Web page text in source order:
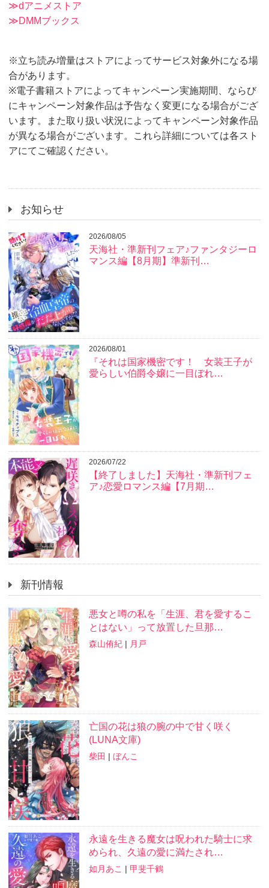
≫dアニメストア
≫DMMブックス
※立ち読み増量はストアによってサービス対象外になる場
合があります。
※電子書籍ストアによってキャンペーン実施期間、ならび
にキャンペーン対象作品は予告なく変更になる場合がござ
います。また取り扱い状況によってキャンペーン対象作品
が異なる場合がございます。これら詳細については各スト
アにてご確認ください。
お知らせ
2026/08/05
天海社・準新刊フェア♪ファンタジーロ
マンス編【8月期】準新刊…
2026/08/01
『それは国家機密です！ 女装王子が
愛らしい伯爵令嬢に一目ぼれ…
2026/07/22
【終了しました】天海社・準新刊フェ
ア♪恋愛ロマンス編【7月期…
新刊情報
悪女と噂の私を「生涯、君を愛するこ
とはない」って放置した旦那…
森山侑紀 | 月戸
亡国の花は狼の腕の中で甘く咲く
(LUNA文庫)
柴田 |ぼんこ
永遠を生きる魔女は呪われた騎士に求
められ、久遠の愛に満たされ…
如月あこ | 甲斐千鶴